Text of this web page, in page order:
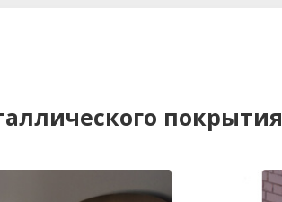
покрытия